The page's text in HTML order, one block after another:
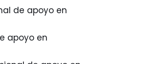
de apoyo en
apoyo en